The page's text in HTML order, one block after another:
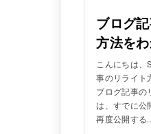
ブログ
方法を
こんにちは、
事のリライト
ブログ記事の
は、すでに公
再度公開する